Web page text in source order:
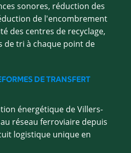
sonores, réduction des
de l'encombrement
des centres de recyclage,
de tri à chaque point de
DE TRANSFERT
énergétique de Villers-
réseau ferroviaire depuis
logistique unique en